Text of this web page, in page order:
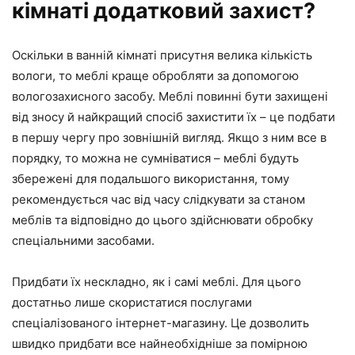
кімнаті додатковий захист?
Оскільки в ванній кімнаті присутня велика кількість
вологи, то меблі краще обробляти за допомогою
вологозахисного засобу. Меблі повинні бути захищені
від зносу й найкращий спосіб захистити їх – це подбати
в першу чергу про зовнішній вигляд. Якщо з ним все в
порядку, то можна не сумніватися – меблі будуть
збережені для подальшого використання, тому
рекомендується час від часу слідкувати за станом
меблів та відповідно до цього здійснювати обробку
спеціальними засобами.
Придбати їх нескладно, як і самі меблі. Для цього
достатньо лише скористатися послугами
спеціалізованого інтернет-магазину. Це дозволить
швидко придбати все найнеобхідніше за помірною